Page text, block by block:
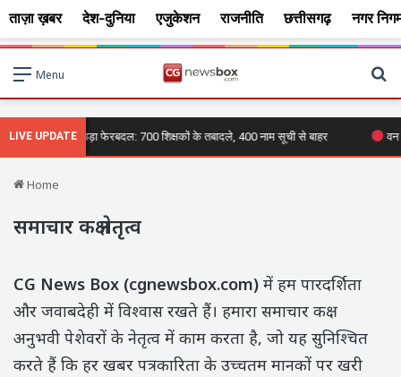
Menu
LIVE UPDATE
शिक्षा विभाग में बड़ा फेरबदल: 700 शिक्षकों के तबादले, 400 नाम सूची से बाहर वन
Home
समाचार कक्ष नेतृत्व
CG News Box (cgnewsbox.com) में हम पारदर्शिता
और जवाबदेही में विश्वास रखते हैं। हमारा समाचार कक्ष
अनुभवी पेशेवरों के नेतृत्व में काम करता है, जो यह सुनिश्चित
करते हैं कि हर खबर पत्रकारिता के उच्चतम मानकों पर खरी
ताज़ा ख़बर देश-दुनिया एजुकेशन राजनीति छत्तीसगढ़ नगर